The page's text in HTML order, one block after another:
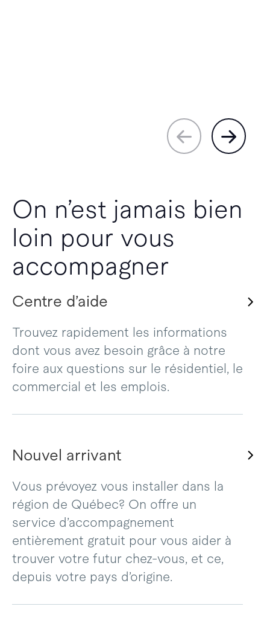
On n’est jamais bien
loin pour vous
accompagner
Centre d’aide
Trouvez rapidement les informations
dont vous avez besoin grâce à notre
foire aux questions sur le résidentiel, le
commercial et les emplois.
Nouvel arrivant
Vous prévoyez vous installer dans la
région de Québec? On offre un
service d’accompagnement
entièrement gratuit pour vous aider à
trouver votre futur chez-vous, et ce,
depuis votre pays d’origine.